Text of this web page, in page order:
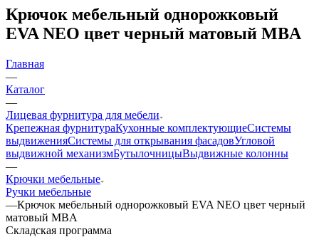
Крючок мебельный однорожковый
EVA NEO цвет черный матовый MBA
Главная
—
Каталог
—
Лицевая фурнитура для мебели
Крепежная фурнитураКухонные комплектующиеСистемы
выдвиженияСистемы для открывания фасадовУгловой
выдвижной механизмБутылочницыВыдвижные колонны
—
Крючки мебельные
Ручки мебельные
—Крючок мебельный однорожковый EVA NEO цвет черный
матовый MBA
Складская программа